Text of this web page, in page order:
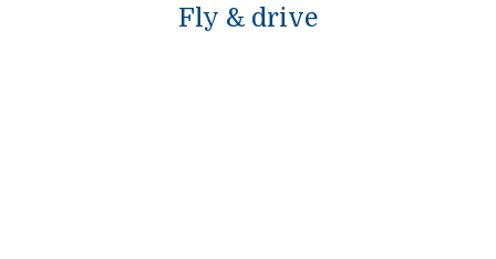
Fly & drive